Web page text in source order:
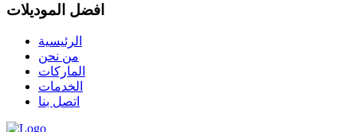
افضل الموديلات
الرئيسية
من نحن
الماركات
الخدمات
اتصل بنا